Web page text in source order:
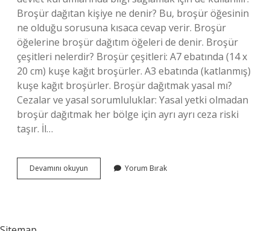
Broşür dağıtan kişiye ne denir? Bu, broşür öğesinin
ne olduğu sorusuna kısaca cevap verir. Broşür
öğelerine broşür dağıtım öğeleri de denir. Broşür
çeşitleri nelerdir? Broşür çeşitleri: A7 ebatında (14 x
20 cm) kuşe kağıt broşürler. A3 ebatında (katlanmış)
kuşe kağıt broşürler. Broşür dağıtmak yasal mı?
Cezalar ve yasal sorumluluklar: Yasal yetki olmadan
broşür dağıtmak her bölge için ayrı ayrı ceza riski
taşır. İl…
Devamını okuyun
Grubu
Yorum Bırak